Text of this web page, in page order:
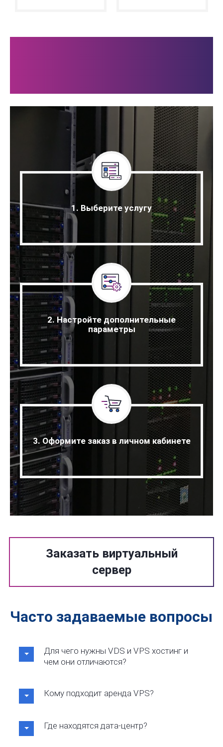
1. Выберите услугу
2. Настройте дополнительные
параметры
3. Оформите заказ в личном кабинете
Заказать виртуальный
сервер
Часто задаваемые вопросы
Для чего нужны VDS и VPS хостинг и
чем они отличаются?
Кому подходит аренда VPS?
Где находятся дата-центр?